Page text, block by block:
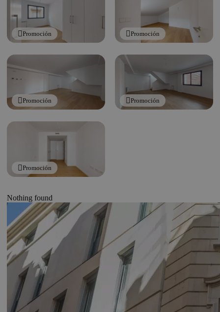
Promoción Promoción
Promoción Promoción
Promoción
Nothing found